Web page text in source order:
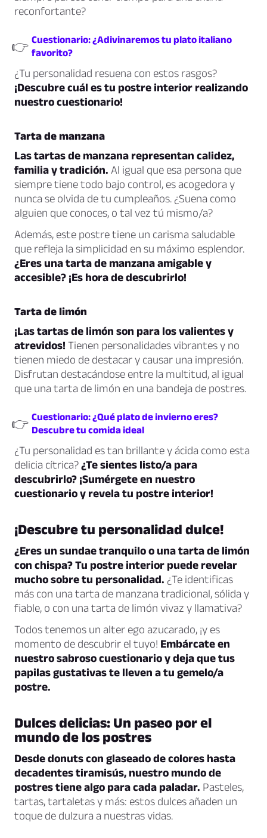
reconfortante?
👉 Cuestionario: ¿Adivinaremos tu plato italiano
favorito?
¿Tu personalidad resuena con estos rasgos?
¡Descubre cuál es tu postre interior realizando
nuestro cuestionario!
Tarta de manzana
Las tartas de manzana representan calidez,
familia y tradición. Al igual que esa persona que
siempre tiene todo bajo control, es acogedora y
nunca se olvida de tu cumpleaños. ¿Suena como
alguien que conoces, o tal vez tú mismo/a?
Además, este postre tiene un carisma saludable
que refleja la simplicidad en su máximo esplendor.
¿Eres una tarta de manzana amigable y
accesible? ¡Es hora de descubrirlo!
Tarta de limón
¡Las tartas de limón son para los valientes y
atrevidos! Tienen personalidades vibrantes y no
tienen miedo de destacar y causar una impresión.
Disfrutan destacándose entre la multitud, al igual
que una tarta de limón en una bandeja de postres.
👉 Cuestionario: ¿Qué plato de invierno eres?
Descubre tu comida ideal
¿Tu personalidad es tan brillante y ácida como esta
delicia cítrica?¿Te sientes listo/a para
descubrirlo? ¡Sumérgete en nuestro
cuestionario y revela tu postre interior!
¡Descubre tu personalidad dulce!
¿Eres un sundae tranquilo o una tarta de limón
con chispa? Tu postre interior puede revelar
mucho sobre tu personalidad. ¿Te identificas
más con una tarta de manzana tradicional, sólida y
fiable, o con una tarta de limón vivaz y llamativa?
Todos tenemos un alter ego azucarado, ¡y es
momento de descubrir el tuyo! Embárcate en
nuestro sabroso cuestionario y deja que tus
papilas gustativas te lleven a tu gemelo/a
postre.
Dulces delicias: Un paseo por el
mundo de los postres
Desde donuts con glaseado de colores hasta
decadentes tiramisús, nuestro mundo de
postres tiene algo para cada paladar. Pasteles,
tartas, tartaletas y más: estos dulces añaden un
toque de dulzura a nuestras vidas.